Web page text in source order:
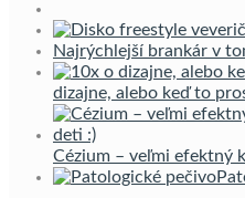
Najrýchlejší brankár v
dizajne, alebo keď to
Cézium – veľmi efektný